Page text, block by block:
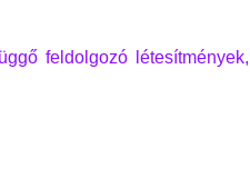
feldolgozó létesítmények,